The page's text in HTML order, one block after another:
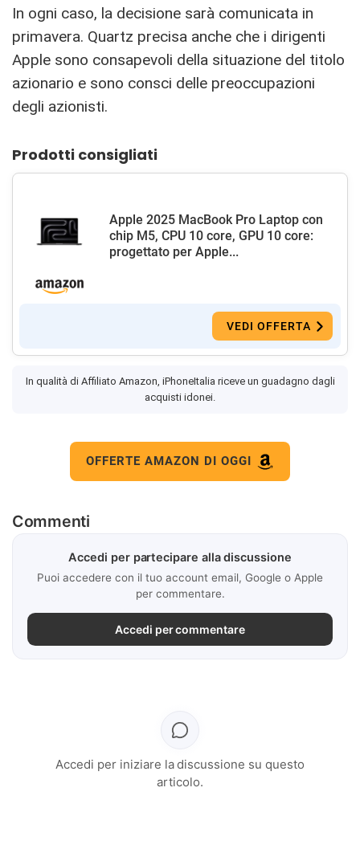
In ogni caso, la decisione sarà comunicata in
primavera. Quartz precisa anche che i dirigenti
Apple sono consapevoli della situazione del titolo
azionario e sono consci delle preoccupazioni
degli azionisti.
Prodotti consigliati
Apple 2025 MacBook Pro Laptop con
chip M5, CPU 10 core, GPU 10 core:
progettato per Apple...
VEDI OFFERTA
In qualità di Affiliato Amazon, iPhoneItalia riceve un guadagno dagli
acquisti idonei.
OFFERTE AMAZON DI OGGI
Commenti
Accedi per partecipare alla discussione
Puoi accedere con il tuo account email, Google o Apple
per commentare.
Accedi per commentare
Accedi per iniziare la discussione su questo
articolo.